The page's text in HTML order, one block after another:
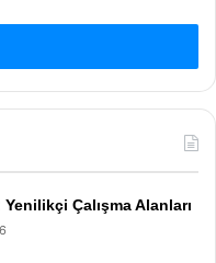
Çalışma Alanları